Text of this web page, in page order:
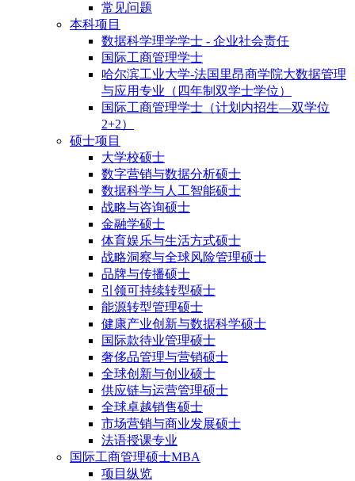
常见问题
本科项目
数据科学理学学士 - 企业社会责任
国际工商管理学士
哈尔滨工业大学-法国里昂商学院大数据管理
与应用专业（四年制双学士学位）
国际工商管理学士（计划内招生—双学位
2+2）
硕士项目
大学校硕士
数字营销与数据分析硕士
数据科学与人工智能硕士
战略与咨询硕士
金融学硕士
体育娱乐与生活方式硕士
战略洞察与全球风险管理硕士
品牌与传播硕士
引领可持续转型硕士
能源转型管理硕士
健康产业创新与数据科学硕士
国际款待业管理硕士
奢侈品管理与营销硕士
全球创新与创业硕士
供应链与运营管理硕士
全球卓越销售硕士
市场营销与商业发展硕士
法语授课专业
国际工商管理硕士MBA
项目纵览